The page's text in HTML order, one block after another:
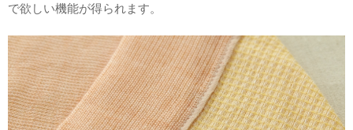
で欲しい機能が得られます。